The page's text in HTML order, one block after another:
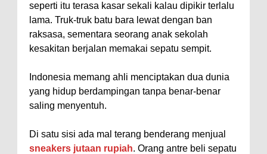
seperti itu terasa kasar sekali kalau dipikir terlalu
lama. Truk-truk batu bara lewat dengan ban
raksasa, sementara seorang anak sekolah
kesakitan berjalan memakai sepatu sempit.
Indonesia memang ahli menciptakan dua dunia
yang hidup berdampingan tanpa benar-benar
saling menyentuh.
Di satu sisi ada mal terang benderang menjual
sneakers jutaan rupiah. Orang antre beli sepatu